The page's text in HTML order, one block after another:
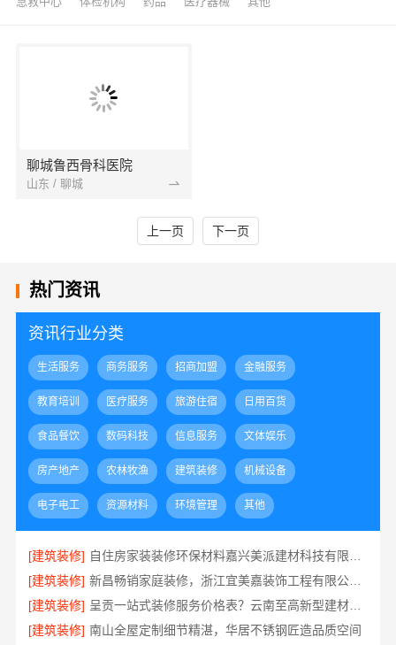
聊城鲁西骨科医院
山东 / 聊城
上一页 下一页
热门资讯
资讯行业分类
生活服务 商务服务 招商加盟 金融服务
教育培训 医疗服务 旅游住宿 日用百货
食品餐饮 数码科技 信息服务 文体娱乐
房产地产 农林牧渔 建筑装修 机械设备
电子电工 资源材料 环境管理 其他
[建筑装修]
[建筑装修]
新昌畅销家庭装修，浙江宜美嘉装饰工程有限公司品质保证
[建筑装修]
呈贡一站式装修服务价格表？云南至高新型建材有限公司
[建筑装修] 南山全屋定制细节精湛，华居不锈钢匠造品质空间